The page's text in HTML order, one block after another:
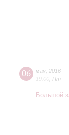
06 мая 2016
19:00 Пт
Большой